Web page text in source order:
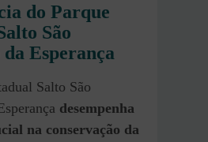
do Parque
São
Esperança
Salto São
desempenha
na conservação da